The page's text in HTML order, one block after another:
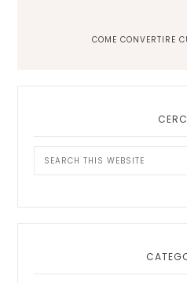
NEXT
COME CONVERTIRE
Search
this